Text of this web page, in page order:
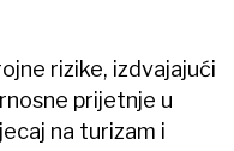
rizike, izdvajajući
prijetnje u
na turizam i